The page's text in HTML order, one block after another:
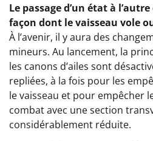
Le passage d’un état à
façon dont le vaisseau vole
À l’avenir, il y aura des
mineurs. Au lancement, la
les canons d’ailes sont
repliées, à la fois pour les
le vaisseau et pour empêcher
combat avec une section
considérablement réduite.